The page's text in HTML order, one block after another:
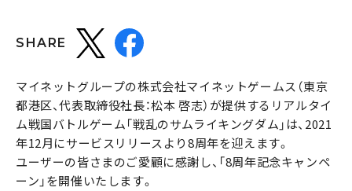
SHARE
マイネットグループの株式会社マイネットゲームス（東京
都港区、代表取締役社長：松本 啓志）が提供するリアルタイ
ム戦国バトルゲーム「戦乱のサムライキングダム」は、2021
年12月にサービスリリースより8周年を迎えます。
ユーザーの皆さまのご愛顧に感謝し、「8周年記念キャンペ
ーン」を開催いたします。